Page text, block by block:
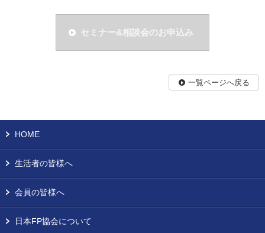
セミナー&相談会のお申込み
一覧ページへ戻る
HOME
生活者の皆様へ
会員の皆様へ
日本FP協会について